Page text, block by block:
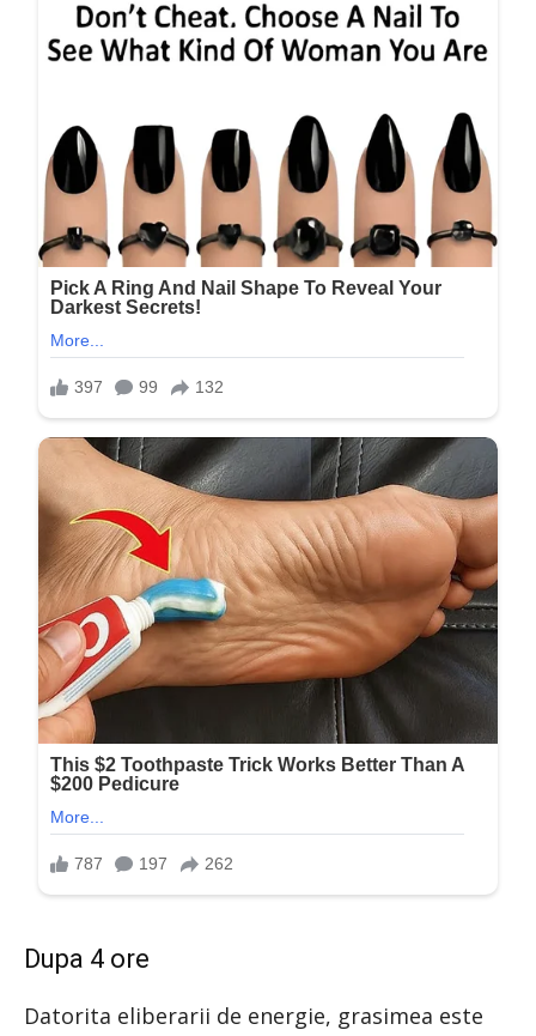
Dupa 4 ore
Datorita eliberarii de energie, grasimea este